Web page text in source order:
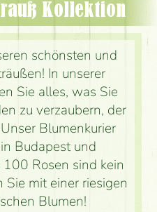
Kollektion
schönsten und
In unserer
Sie alles, was Sie
zu verzaubern, der
Blumenkurier
Budapest und
Rosen sind kein
mit einer riesigen
Blumen!